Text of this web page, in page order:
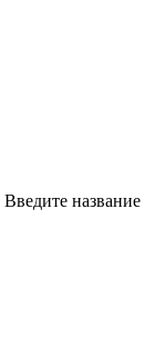
Введите название